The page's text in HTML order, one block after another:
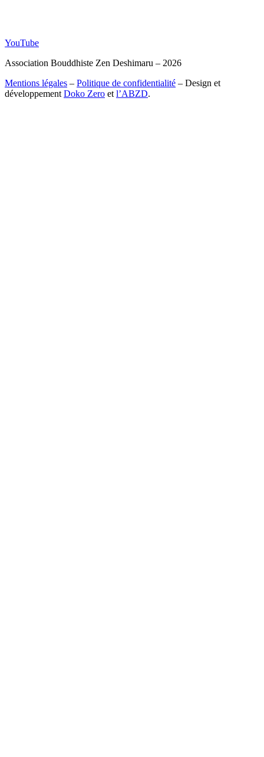
YouTube
Association Bouddhiste Zen Deshimaru – 2026
Mentions légales – Politique de confidentialité – Design et
développement Doko Zero et l’ABZD.